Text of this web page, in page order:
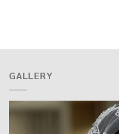
GALLERY